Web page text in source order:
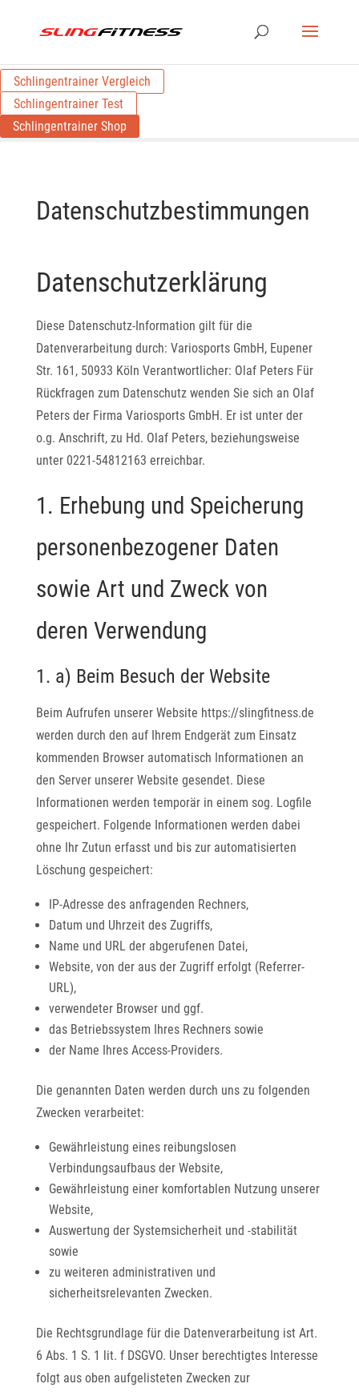
Schlingentrainer Vergleich
Schlingentrainer Test
Schlingentrainer Shop
Datenschutzbestimmungen
Datenschutzerklärung
Diese Datenschutz-Information gilt für die
Datenverarbeitung durch: Variosports GmbH, Eupener
Str. 161, 50933 Köln Verantwortlicher: Olaf Peters Für
Rückfragen zum Datenschutz wenden Sie sich an Olaf
Peters der Firma Variosports GmbH. Er ist unter der
o.g. Anschrift, zu Hd. Olaf Peters, beziehungsweise
unter 0221-54812163 erreichbar.
1. Erhebung und Speicherung
personenbezogener Daten
sowie Art und Zweck von
deren Verwendung
1. a) Beim Besuch der Website
Beim Aufrufen unserer Website https://slingfitness.de
werden durch den auf Ihrem Endgerät zum Einsatz
kommenden Browser automatisch Informationen an
den Server unserer Website gesendet. Diese
Informationen werden temporär in einem sog. Logfile
gespeichert. Folgende Informationen werden dabei
ohne Ihr Zutun erfasst und bis zur automatisierten
Löschung gespeichert:
IP-Adresse des anfragenden Rechners,
Datum und Uhrzeit des Zugriffs,
Name und URL der abgerufenen Datei,
Website, von der aus der Zugriff erfolgt (Referrer-
URL),
verwendeter Browser und ggf.
das Betriebssystem Ihres Rechners sowie
der Name Ihres Access-Providers.
Die genannten Daten werden durch uns zu folgenden
Zwecken verarbeitet:
Gewährleistung eines reibungslosen
Verbindungsaufbaus der Website,
Gewährleistung einer komfortablen Nutzung unserer
Website,
Auswertung der Systemsicherheit und -stabilität
sowie
zu weiteren administrativen und
sicherheitsrelevanten Zwecken.
Die Rechtsgrundlage für die Datenverarbeitung ist Art.
6 Abs. 1 S. 1 lit. f DSGVO. Unser berechtigtes Interesse
folgt aus oben aufgelisteten Zwecken zur